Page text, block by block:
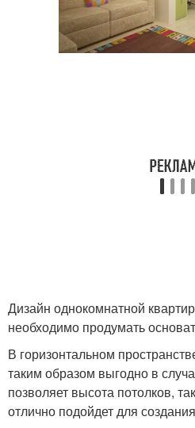
Дизайн однокомнатной
необходимо продумать
В горизонтальном
таким образом выгодно в
позволяет высота потолков,
отлично подойдет для